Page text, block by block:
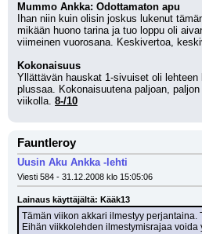
Mummo Ankka: Odottamaton apu
Ihan niin kuin olisin joskus lukenut
mikään huono tarina ja tuo loppu oli
viimeinen vuorosana. Keskivertoa,
Kokonaisuus
Yllättävän hauskat 1-sivuiset oli
plussaa. Kokonaisuutena paljoan,
viikolla. 8-/10
Fauntleroy
Uusin Aku Ankka -lehti
Viesti 584 - 31.12.2008 klo 15:05:06
Lainaus käyttäjältä: Kääk13
Tämän viikon akkari ilmestyy perjantaina.
Eihän viikkolehden ilmestymisrajaa voida